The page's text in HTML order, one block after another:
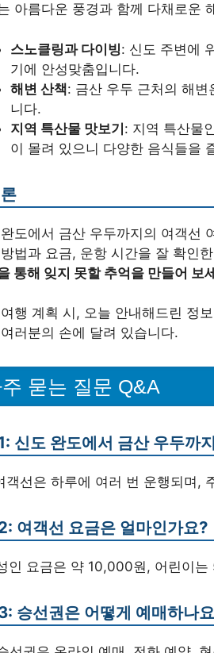
아름다운 풍경과 함께 다채로운
스노클링과 다이빙: 신도 주변에
기에 안성맞춤입니다.
해변 산책: 금산 우두 근처의 해
니다.
지역 특산물 맛보기: 지역 특산물
이 몰려 있으니 다양한 음식들을
도에서 금산 우두까지의 여객선
법과 요금, 운항 시간을 잘 확인
통해 잊지 못할 추억을 만들어 보
행 계획 시, 오늘 안내해드린 정
러분의 손에 달려 있습니다.
묻는 질문 Q&A
신도 완도에서 금산 우두까
객선은 하루에 여러 번 운행되며
여객선 요금은 얼마인가요?
인 요금은 약 10,000원, 어린이
승선권은 어떻게 예매하나